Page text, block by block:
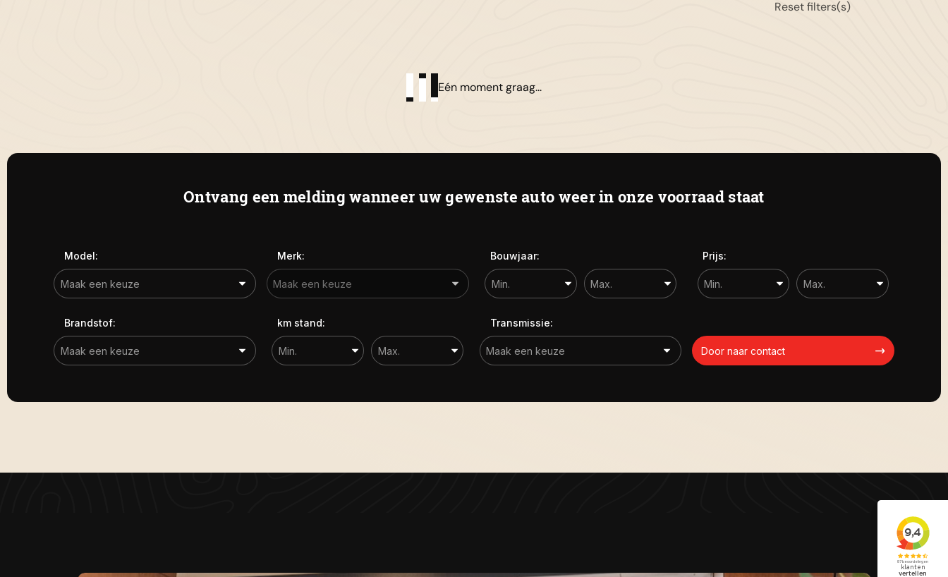
Reset filters(s)
Eén moment graag...
Ontvang een melding wanneer uw gewenste auto weer in onze voorraad staat
Model: Merk: Bouwjaar: Prijs:
Brandstof: km stand: Transmissie:
Door naar contact